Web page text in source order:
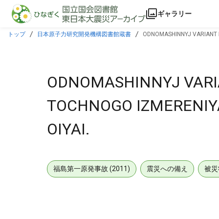
本文に飛ぶ
ギャラリー
トップ 日本原子力研究開発機構図書館蔵書 ODNOMASHINNYJ VARIANT
ODNOMASHINNYJ
TOCHNOGO
OIYAI.
福島第一原発事故 (2011) 震災への備え 被災